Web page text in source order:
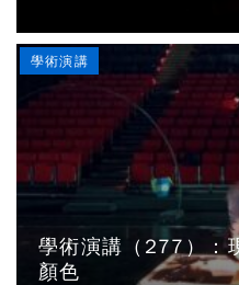
學術演講（277）：
顏色
學術演講